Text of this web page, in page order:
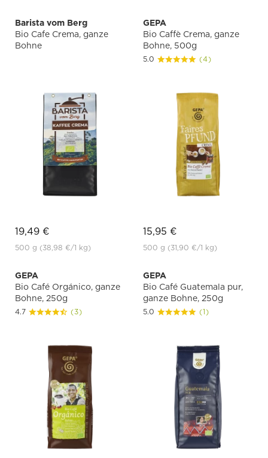
Barista vom Berg
Bio Cafe Crema, ganze
Bohne
19,49 €
500 g (38,98 €/1 kg)
GEPA
Bio Caffè Crema, ganze
Bohne, 500g
5.0 (4)
15,95 €
500 g (31,90 €/1 kg)
GEPA
Bio Café Orgánico, ganze
Bohne, 250g
4.7 (3)
GEPA
Bio Café Guatemala pur,
ganze Bohne, 250g
5.0 (1)